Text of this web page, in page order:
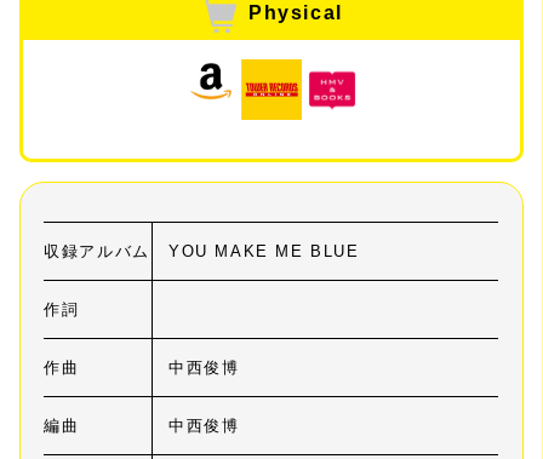
Physical
収録アルバム YOU MAKE ME BLUE
作詞
作曲 中西俊博
編曲 中西俊博